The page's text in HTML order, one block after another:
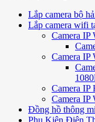
Lắp camera bộ
Lắp camera wifi
Camera
Camera IP
Camera
Camera
Đồng hồ thông
Phụ Kiện Điện